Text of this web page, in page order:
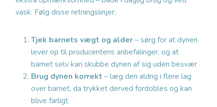
vask. Følg disse retningslinjer:
Tjek barnets vægt og alder– sørg for at dynen
lever op til producentens anbefalinger, og at
barnet selv kan skubbe dynen af sig uden besvær
Brug dynen korrekt – læg den aldrig i flere lag
over barnet, da trykket derved fordobles og kan
blive farligt